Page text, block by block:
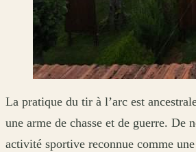
La pratique du tir à l’arc est
une arme de chasse et de guerre. De
activité sportive reconnue comme